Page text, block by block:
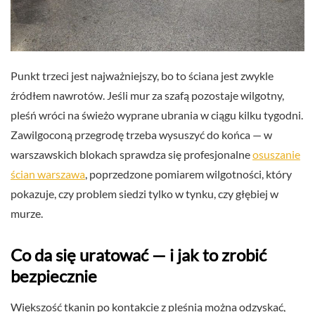
Punkt trzeci jest najważniejszy, bo to ściana jest zwykle
źródłem nawrotów. Jeśli mur za szafą pozostaje wilgotny,
pleśń wróci na świeżo wyprane ubrania w ciągu kilku tygodni.
Zawilgoconą przegrodę trzeba wysuszyć do końca — w
warszawskich blokach sprawdza się profesjonalneosuszanie
ścian warszawa, poprzedzone pomiarem wilgotności, który
pokazuje, czy problem siedzi tylko w tynku, czy głębiej w
murze.
Co da się uratować — i jak to zrobić
bezpiecznie
Większość tkanin po kontakcie z pleśnią można odzyskać,